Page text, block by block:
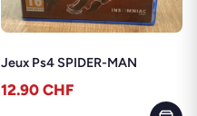
Jeux Ps4 SPIDER-MAN
12.90 CHF